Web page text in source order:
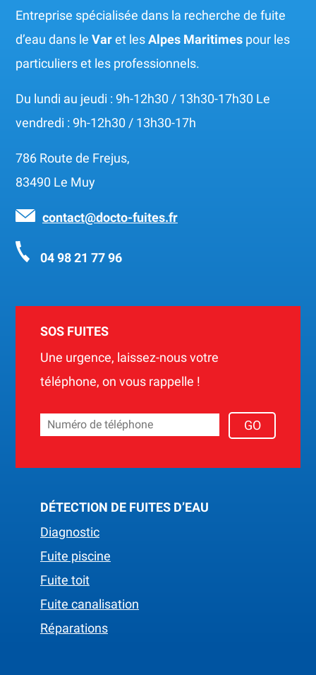
Entreprise spécialisée dans la recherche de fuite
d’eau dans le Varet lesAlpes Maritimes pour les
particuliers et les professionnels.
Du lundi au jeudi : 9h-12h30 / 13h30-17h30 Le
vendredi : 9h-12h30 / 13h30-17h
786 Route de Frejus,
83490 Le Muy
contact@docto-fuites.fr
04 98 21 77 96
SOS FUITES
Une urgence, laissez-nous votre
téléphone, on vous rappelle !
DÉTECTION DE FUITES D’EAU
Diagnostic
Fuite piscine
Fuite toit
Fuite canalisation
Réparations